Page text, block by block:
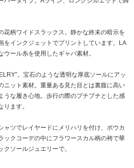
花柄ワイドスラックス。静かな終末の暗示を
をインクジェットでプリントしています。LA
ール糸を使用したギャバ素材。
。宝石のような透明な厚底ソールにアッ
ニット素材。重量ある見た目とは裏腹に高い
うな履き心地。歩行の際のプチプチとした感
ます。
ャツでレイヤードにメリハリを付け、ボウカ
ックコーデの中にフラワースカル柄の袴で華
ソールジュエリーで。